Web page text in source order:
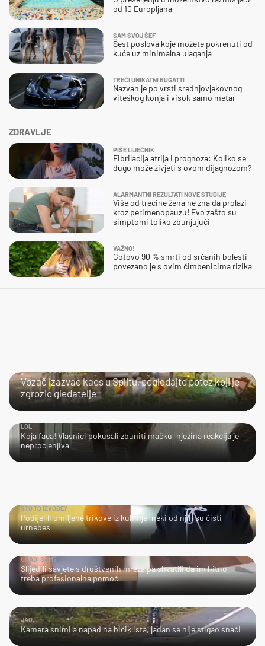
ZDRAVLJE
PIŠE LIJEČNIK
Fibrilacija atrija i prognoza: Koliko se
dugo može živjeti s ovom dijagnozom?
ALARMANTNI REZULTATI NOVE STUDIJE
Više od trećine žena ne zna da prolazi
kroz perimenopauzu! Evo zašto su
simptomi toliko zbunjujući
VAŽNO!
Gotovo 90 % smrti od srčanih bolesti
povezano je s ovim čimbenicima rizika
od 10 Europljana
SAM SVOJ ŠEF
Šest poslova koje možete pokrenuti od
kuće uz minimalna ulaganja
TREĆI UNIKATNI BUGATTI
Nazvan je po vrsti srednjovjekovnog
viteškog konja i visok samo metar
Vozač izazvao kaos u Splitu, pogledajte potez koji je
zgrozio gledatelje
LOL
Koja faca! Vlasnici pokušali zbuniti mačku, njezina reakcija je
neprocjenjiva
ŠTO TO IZVODE?
Podijelili omiljene trikove iz kuhinje, neki od njih su čisti
urnebes
URADI SAM?
Slijedili savjete s društvenih mreža pa shvatili da im hitno
treba profesionalna pomoć
JAO...
Kamera snimila napad na biciklista, jadan se nije stigao snaći